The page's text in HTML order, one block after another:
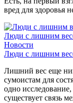
вред для здоровья
Люди с лишним
Новости
Люди с лишним
Лишний вес еще
сумоистам для
одно
существует связь